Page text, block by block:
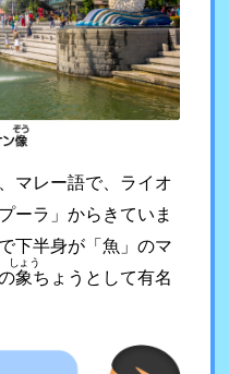
マレー語で、ライオ
ーラ」からきていま
下半身が「魚」のマ
象
しょう
ちょうとして有名